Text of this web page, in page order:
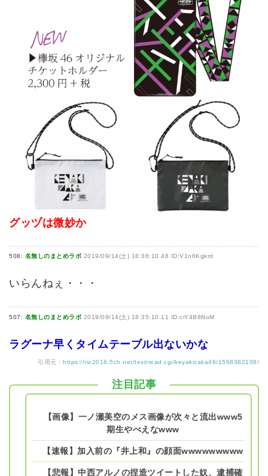
グッヅは微妙か
508: 名無しのまとめラボ 2019/09/14(土) 18:36:10.48 ID:V1n6Kgkrd
いらんねぇ・・・
507: 名無しのまとめラボ 2019/09/14(土) 18:35:10.11 ID:ciY4B8NoM
ラグーナ早くタイムテーブル出ないかな
引用元： https://rio2016.5ch.net/test/read.cgi/keyakizaka46/1568382108/
注目記事
【画像】一ノ瀬美空のメス画像が次々と流出www5
期生やべえなwww
【速報】加入前の『井上和』の顔面wwwwwwwww
【悲報】中西アルノの捏造ツイートした奴、逮捕確